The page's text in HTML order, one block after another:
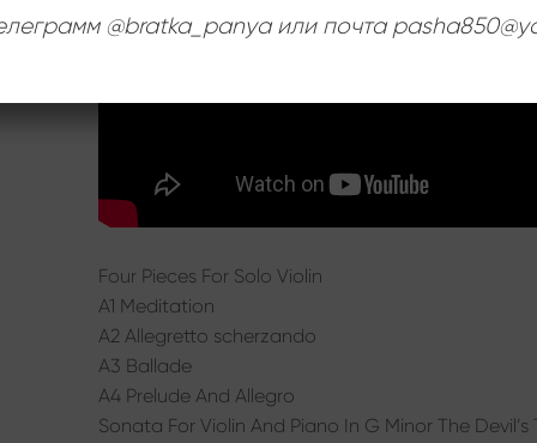
Four Pieces For Solo Violin
A1 Meditation
A2 Allegretto scherzando
A3 Ballade
A4 Prelude And Allegro
Sonata For Violin And Piano In G Minor The Devil’s
@bratka_panya или почта